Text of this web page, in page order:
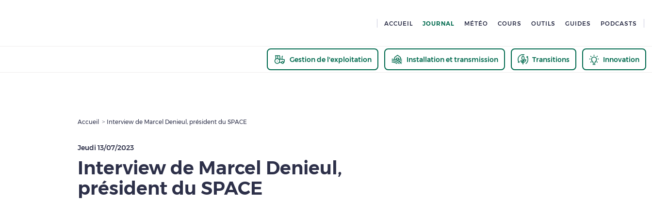
ACCUEIL JOURNAL MÉTÉO COURS OUTILS GUIDES PODCASTS
Gestion de l'exploitation Installation et transmission Transitions Innovation
Accueil Interview de Marcel Denieul, président du SPACE
Jeudi 13/07/2023
Interview de Marcel Denieul,
président du SPACE